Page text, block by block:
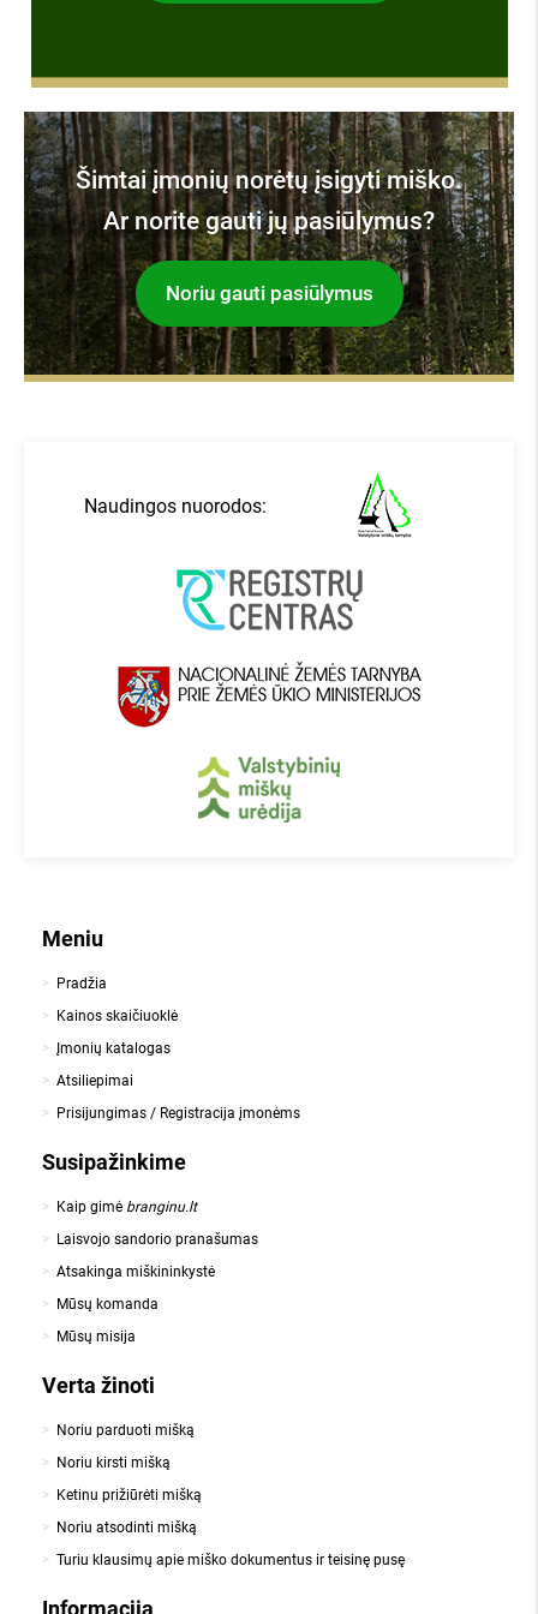
Šimtai įmonių norėtų įsigyti miško.
Ar norite gauti jų pasiūlymus?
Noriu gauti pasiūlymus
Naudingos nuorodos:
Meniu
Pradžia
Kainos skaičiuoklė
Įmonių katalogas
Atsiliepimai
Prisijungimas / Registracija įmonėms
Susipažinkime
Kaip gimė branginu.lt
Laisvojo sandorio pranašumas
Atsakinga miškininkystė
Mūsų komanda
Mūsų misija
Verta žinoti
Noriu parduoti mišką
Noriu kirsti mišką
Ketinu prižiūrėti mišką
Noriu atsodinti mišką
Turiu klausimų apie miško dokumentus ir teisinę pusę
Informacija